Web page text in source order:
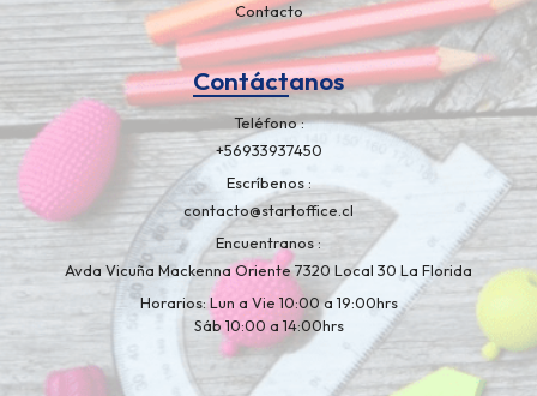
Contacto
Contáctanos
Teléfono
+56933937450
Escríbenos
contacto@startoffice.cl
Encuentranos
Avda Vicuña Mackenna Oriente 7320 Local 30 La Florida
Horarios: Lun a Vie 10:00 a 19:00hrs
Sáb 10:00 a 14:00hrs